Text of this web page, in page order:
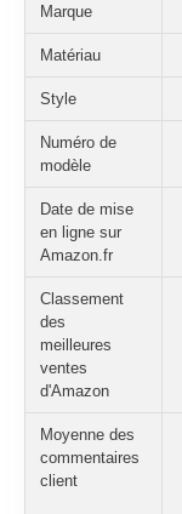
Marque
Matériau
Style
Numéro de
modèle
Date de mise
en ligne sur
Amazon.fr
Classement
des
meilleures
ventes
d'Amazon
Moyenne des
commentaires
client